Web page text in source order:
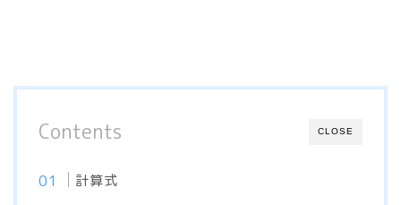
CLOSE
Contents
計算式